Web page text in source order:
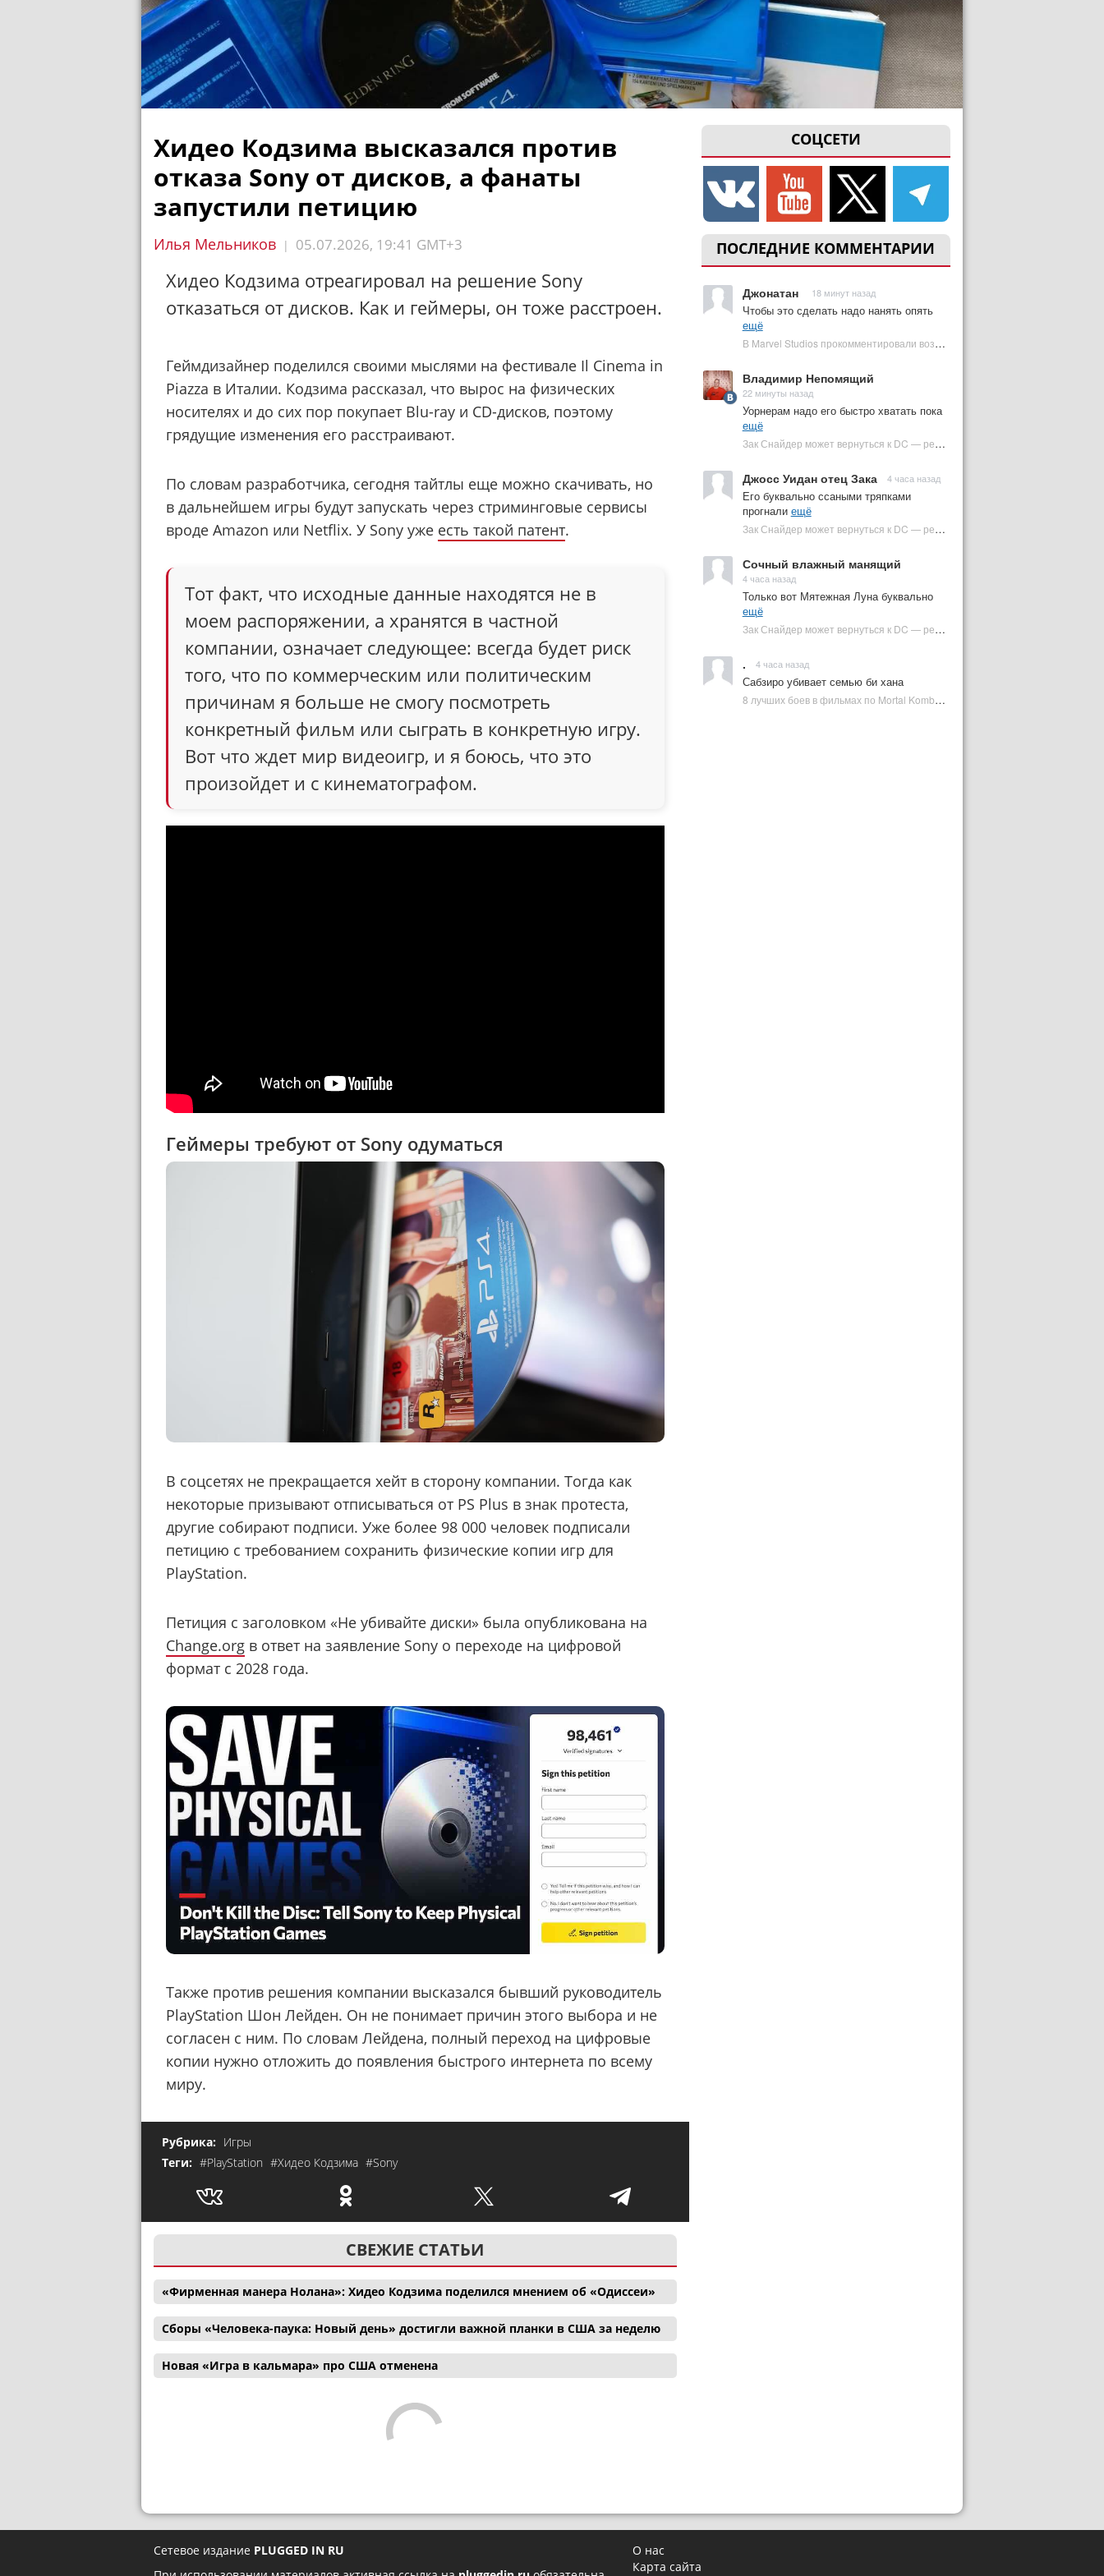
СОЦСЕТИ
ПОСЛЕДНИЕ КОММЕНТАРИИ
Джонатан 18 минут назад
Чтобы это сделать надо нанять опять
ещё
В Marvel Studios прокомментировали возвращение Канга на экраны | Plugged In Ru
Владимир Непомящий
22 минуты назад
Уорнерам надо его быстро хватать пока
ещё
Зак Снайдер может вернуться к DC — режиссер общался с Warner Bros. (фото) | Plugged In Ru
Джосс Уидан отец Зака 4 часа назад
Его буквально ссаными тряпками
прогнали ещё
Зак Снайдер может вернуться к DC — режиссер общался с Warner Bros. (фото) | Plugged In Ru
Сочный влажный манящий
4 часа назад
Только вот Мятежная Луна буквально
ещё
Зак Снайдер может вернуться к DC — режиссер общался с Warner Bros. (фото) | Plugged In Ru
. 4 часа назад
Сабзиро убивает семью би хана
8 лучших боев в фильмах по Mortal Kombat: от «Смертельной битвы» до «Мортал Комбат 2» | Plugged In Ru
Хидео Кодзима высказался против
отказа Sony от дисков, а фанаты
запустили петицию
Илья Мельников | 05.07.2026, 19:41 GMT+3
Хидео Кодзима отреагировал на решение Sony
отказаться от дисков. Как и геймеры, он тоже расстроен.
Геймдизайнер поделился своими мыслями на фестивале Il Cinema in
Piazza в Италии. Кодзима рассказал, что вырос на физических
носителях и до сих пор покупает Blu-ray и CD-дисков, поэтому
грядущие изменения его расстраивают.
По словам разработчика, сегодня тайтлы еще можно скачивать, но
в дальнейшем игры будут запускать через стриминговые сервисы
вроде Amazon или Netflix. У Sony уже есть такой патент.
Тот факт, что исходные данные находятся не в
моем распоряжении, а хранятся в частной
компании, означает следующее: всегда будет риск
того, что по коммерческим или политическим
причинам я больше не смогу посмотреть
конкретный фильм или сыграть в конкретную игру.
Вот что ждет мир видеоигр, и я боюсь, что это
произойдет и с кинематографом.
Геймеры требуют от Sony одуматься
В соцсетях не прекращается хейт в сторону компании. Тогда как
некоторые призывают отписываться от PS Plus в знак протеста,
другие собирают подписи. Уже более 98 000 человек подписали
петицию с требованием сохранить физические копии игр для
PlayStation.
Петиция с заголовком «Не убивайте диски» была опубликована на
Change.org в ответ на заявление Sony о переходе на цифровой
формат с 2028 года.
Также против решения компании высказался бывший руководитель
PlayStation Шон Лейден. Он не понимает причин этого выбора и не
согласен с ним. По словам Лейдена, полный переход на цифровые
копии нужно отложить до появления быстрого интернета по всему
миру.
Рубрика: Игры
Теги: #PlayStation #Хидео Кодзима #Sony
СВЕЖИЕ СТАТЬИ
«Фирменная манера Нолана»: Хидео Кодзима поделился мнением об «Одиссеи»
Сборы «Человека-паука: Новый день» достигли важной планки в США за неделю
Новая «Игра в кальмара» про США отменена
Сетевое издание PLUGGED IN RU
О нас
Карта сайта